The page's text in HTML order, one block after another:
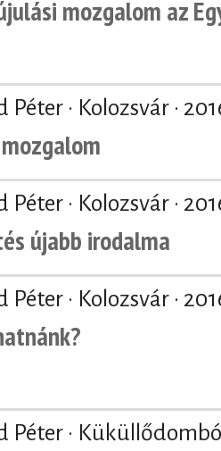
mozgalom az
· Kolozsvár ·
· Kolozsvár ·
újabb irodalma
· Kolozsvár ·
Péter ·